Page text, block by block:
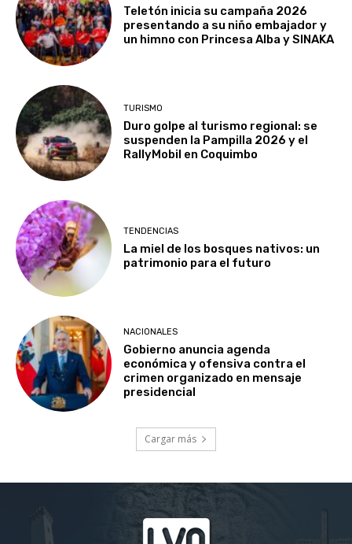
Teletón inicia su campaña 2026
presentando a su niño embajador y
un himno con Princesa Alba y SINAKA
TURISMO
Duro golpe al turismo regional: se
suspenden la Pampilla 2026 y el
RallyMobil en Coquimbo
TENDENCIAS
La miel de los bosques nativos: un
patrimonio para el futuro
NACIONALES
Gobierno anuncia agenda
económica y ofensiva contra el
crimen organizado en mensaje
presidencial
Cargar más